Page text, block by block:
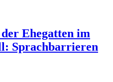
Ehegatten im
Sprachbarrieren